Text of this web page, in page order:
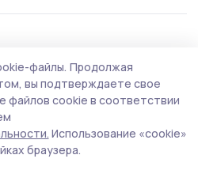
файлы. Продолжая
вы подтверждаете свое
файлов cookie в соответствии
Использование «cookie»
браузера.